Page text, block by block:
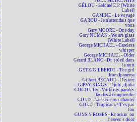
GÉLOU - Salomé E.P. [White
Label]
GAMINE - Le voyage
GAROU - Je n'attendais que
vous
Gary MOORE - One day
Gary NUMAN - We are glass
[White Label]
George MICHAEL - Careless
whisper
George MICHAEL - Older
Gérard BLANC - Du soleil dans
la nuit
GETZ/GILBERTO - The girl
from Ipanema
Gilbert BÉCAUD - Désirée
GIPSY KINGS - Djobi, djoba
GOGOL 1er - Voilà des paroles
faciles à comprendre
GOLD - Laissez-nous chanter
GOLD - Tropicana / T'es pas
fou
GUNS N'ROSES - Knockin' on
heaven's door